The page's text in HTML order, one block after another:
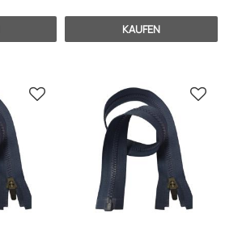
KAUFEN
Zu Favoriten hinzufügen Zu